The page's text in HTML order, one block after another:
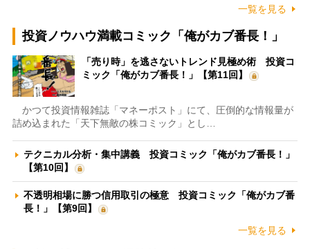
一覧を見る
投資ノウハウ満載コミック「俺がカブ番長！」
「売り時」を逃さないトレンド見極め術 投資コ
ミック「俺がカブ番長！」【第11回】
かつて投資情報雑誌「マネーポスト」にて、圧倒的な情報量が
詰め込まれた「天下無敵の株コミック」とし…
テクニカル分析・集中講義 投資コミック「俺がカブ番長！」
【第10回】
不透明相場に勝つ信用取引の極意 投資コミック「俺がカブ番
長！」【第9回】
一覧を見る